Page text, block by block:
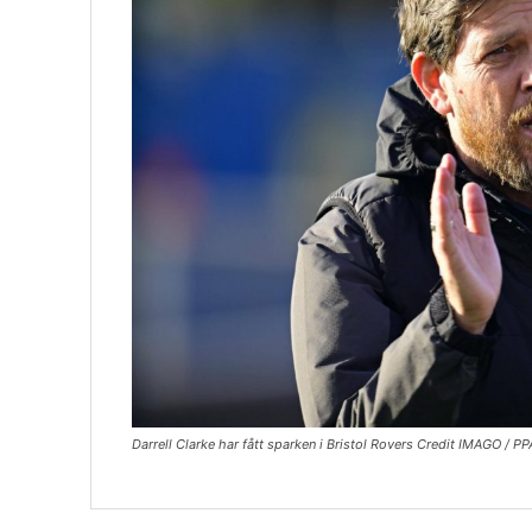
Darrell Clarke har fått sparken i Bristol Rovers Credit IMAGO /